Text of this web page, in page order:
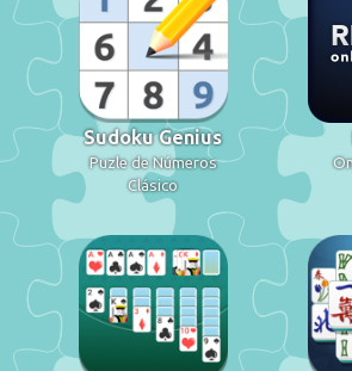
Sudoku Genius
Puzle de Números
Clásico